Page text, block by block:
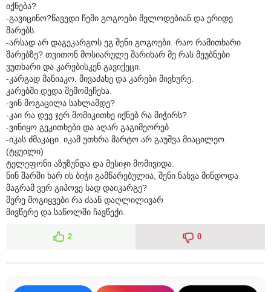
იქნება?
-გავიცინო?წავედი ჩემი გოგოები მელოდებიან და ერიდე
შარებს.
-არსად არ დაგეკარგოს ეგ შენი გოგოები. რაო რამითხარი
შარებზე? თვითონ მოსიარულე შარიხარ მე რას მეუბნები
ვუთხარი და კარებისკენ გავიქეცი.
-კარგად მანიაკო. მივაძახე და კარები მივხურე.
კარებში დედა შემომეჩეხა.
-ვინ მოგაცილა სახლამდე?
-კაი რა დეე ჯერ მომიკითხე იქნებ რა მიჭირს?
-ვინიყო გეკითხები და აღარ გაგიმეორებ
-იკას ძმაკაცი. იკამ უთხრა მარტო არ გაუშვა მიაცილეო.
(ტყუილი)
ტელეფონი აზუზუნდა და მესიჯი მომივიდა.
ნინ შარში ხარ ის ბიჭი გამწარებულია, შენი ნახვა მინდოდა
მაგრამ ვერ გიპოვე სად დაიკარგე?
მერე მოგიყვები რა ძაან დაღლილივარ
მივწერე და საწოლში ჩავწექი.
2 0